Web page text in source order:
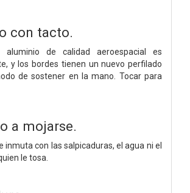
con tacto.
de calidad aeroespacial es
y los bordes tienen un nuevo perfilado
de sostener en la mano. Tocar para
a mojarse.
inmuta con las salpicaduras, el agua ni el
le tosa.